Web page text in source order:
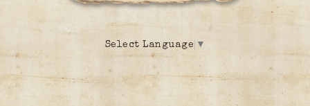
Select Language ▼